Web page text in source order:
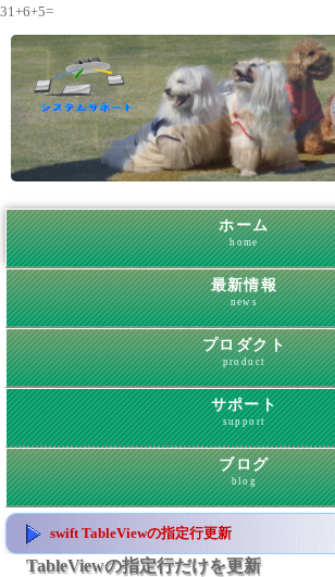
31+6+5=
ホーム
home
最新情報
news
プロダクト
product
サポート
support
ブログ
blog
swift TableViewの指定行更新
TableViewの指定行だけを更新